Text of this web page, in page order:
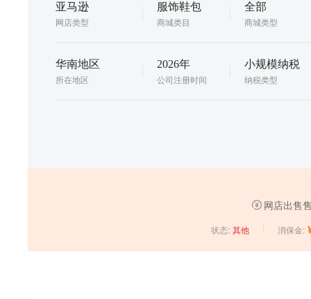
亚马逊
网店类型
服饰鞋包
商城类目
全部
商城类型
华南地区
所在地区
2026年
公司注册时间
小规模纳税
纳税类型
网店出售
状态: 其他 消保金: